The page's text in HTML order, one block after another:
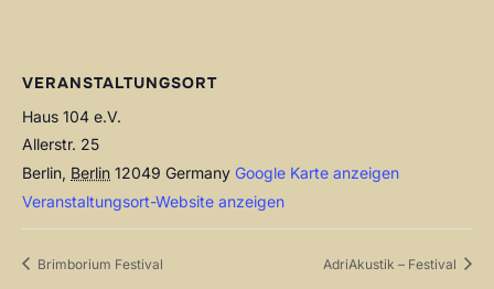
VERANSTALTUNGSORT
Haus 104 e.V.
Allerstr. 25
Berlin, Berlin 12049 Germany Google Karte anzeigen
Veranstaltungsort-Website anzeigen
Brimborium Festival AdriAkustik – Festival